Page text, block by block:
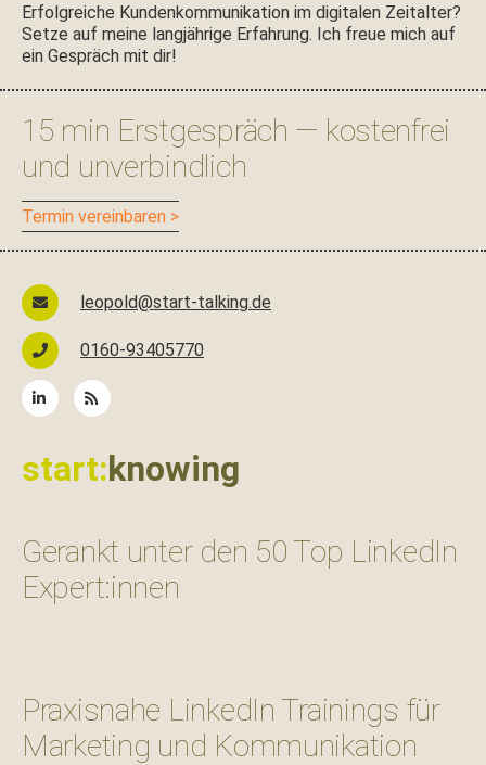
Erfol­gre­iche Kun­denkom­mu­nika­tion im dig­i­tal­en Zeital­ter?
Set­ze auf meine langjährige Erfahrung. Ich freue mich auf
ein Gespräch mit dir!
15 min Erstgespräch — kostenfrei
und unverbindlich
Ter­min vereinbaren >
leopold@start-talking.de
0160-93405770
start:knowing
Gerankt unter den 50 Top LinkedIn
Expert:innen
Praxisnahe LinkedIn Trainings für
Marketing und Kommunikation